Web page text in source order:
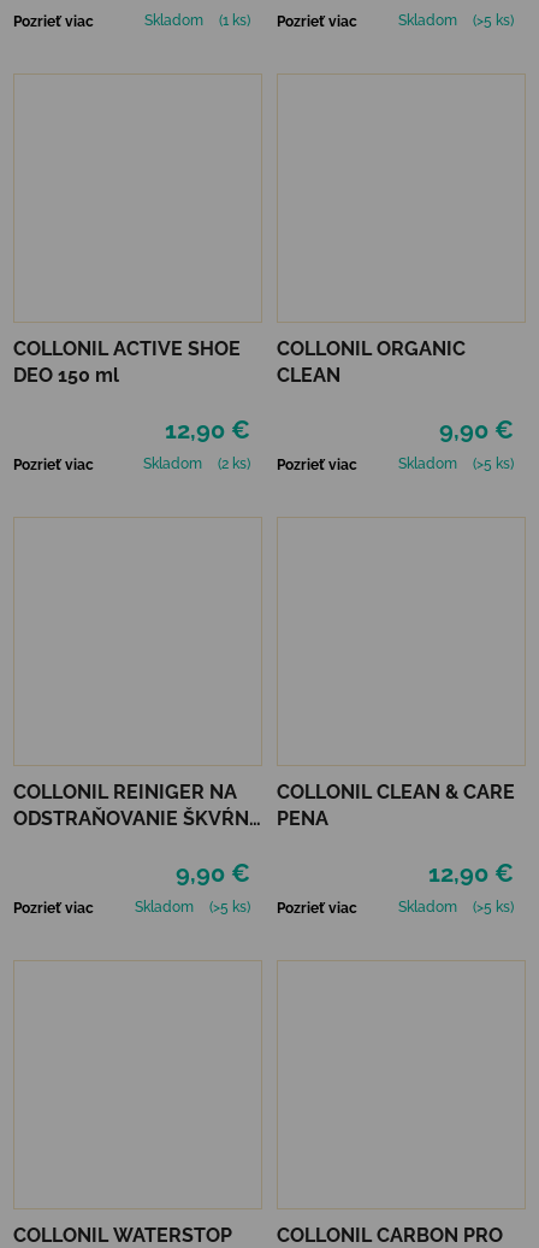
Pozrieť viac Skladom (1 ks) Pozrieť viac Skladom (>5 ks)
COLLONIL ACTIVE SHOE
DEO 150 ml
12,90 €
Pozrieť viac Skladom (2 ks)
COLLONIL ORGANIC
CLEAN
9,90 €
Pozrieť viac Skladom (>5 ks)
COLLONIL REINIGER NA
ODSTRAŇOVANIE ŠKVŔN
9,90 €
Pozrieť viac Skladom (>5 ks)
COLLONIL CLEAN & CARE
PENA
12,90 €
Pozrieť viac Skladom (>5 ks)
COLLONIL WATERSTOP
COLLONIL CARBON PRO